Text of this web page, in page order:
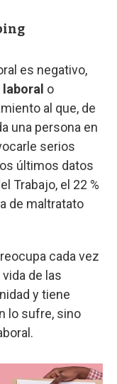
es negativo,
o
al que, de
una persona en
serios
últimos datos
Trabajo, el 22 %
de maltratato
cada vez
de las
y tiene
lo sufre, sino